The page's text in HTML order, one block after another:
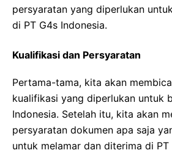
persyaratan yang diperlukan
di PT G4s Indonesia.
Kualifikasi dan Persyaratan
Pertama-tama, kita akan
kualifikasi yang diperlukan untuk
Indonesia. Setelah itu, kita akan
persyaratan dokumen apa saja
untuk melamar dan diterima di PT